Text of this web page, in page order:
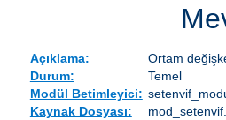
Açıklama:
Ortam
Durum:
Temel
Modül Betimleyici:
Kaynak Dosyası: